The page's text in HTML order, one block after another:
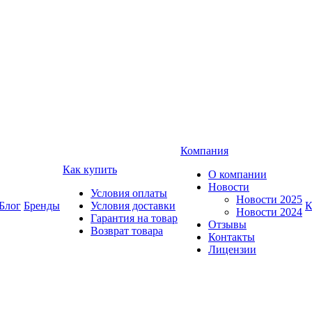
Бренды
Как купить
Условия оплаты
Условия доставки
Гарантия на товар
Возврат товара
Компания
О компании
Новости
Новости 2025
Новости 2024
Отзывы
Контакты
Лицензии